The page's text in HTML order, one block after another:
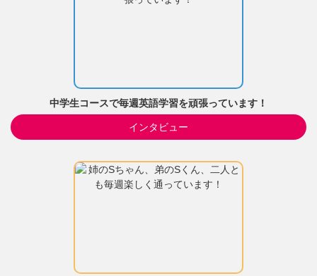
中学生コースで毎週英語学習を頑張っています！
インタビュー